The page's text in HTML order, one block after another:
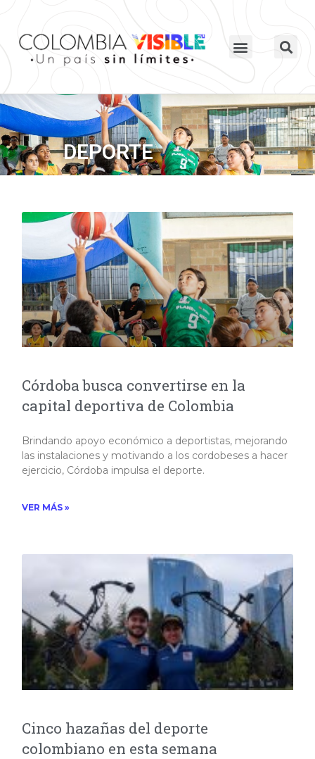
DEPORTE
Córdoba busca convertirse en la
capital deportiva de Colombia
Brindando apoyo económico a deportistas, mejorando
las instalaciones y motivando a los cordobeses a hacer
ejercicio, Córdoba impulsa el deporte.​
VER MÁS »
Cinco hazañas del deporte
colombiano en esta semana